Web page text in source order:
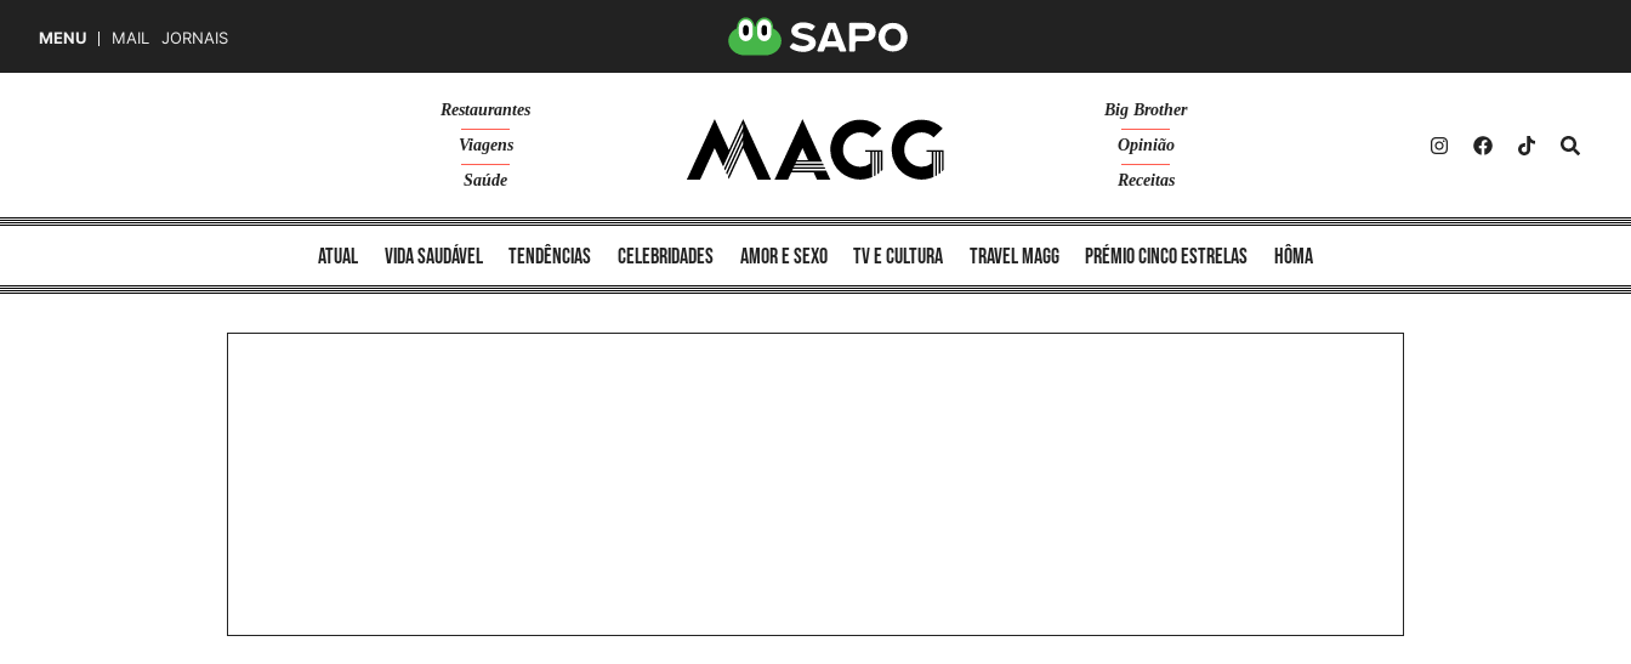
MENU MAIL JORNAIS
Restaurantes
Viagens
Saúde
Big Brother
Opinião
Receitas
atual vida saudável tendências celebridades amor e sexo TV e cultura Travel MAGG Prémio Cinco Estrelas Hôma